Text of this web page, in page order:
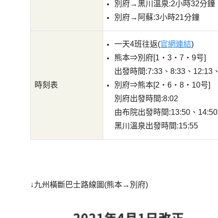
別府→黑川溫泉:2小時32分鐘
別府→阿蘇:3小時21分鐘
時刻表
一天4班往返(官網連結)
熊本⇒別府[1・3・7・9号]
出發時間:7:33、8:33、12:13
別府⇒熊本[2・6・8・10号]
別府出發時間:8:02
由布院出發時間:13:50、14:50
黑川溫泉出發時間:15:55
↓九州橫斷巴士路線圖(熊本→別府)